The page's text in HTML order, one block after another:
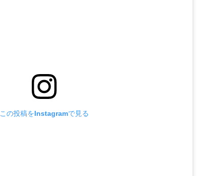
この投稿をInstagramで見る